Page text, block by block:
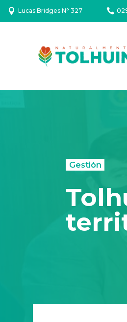
 Lucas Bridges N° 327 
Gestión